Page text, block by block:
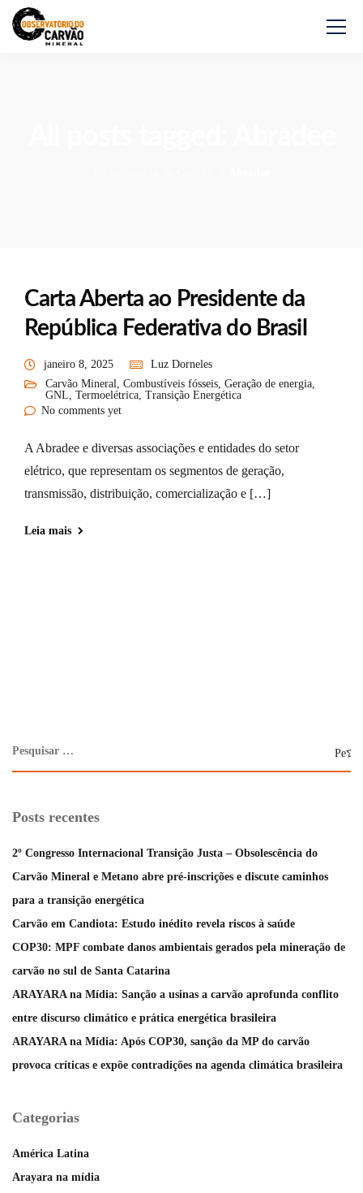
Carta Aberta ao Presidente da
República Federativa do Brasil
janeiro 8, 2025
Luz Dorneles
Carvão Mineral, Combustíveis fósseis, Geração de energia,
GNL, Termoelétrica, Transição Energética
No comments yet
A Abradee e diversas associações e entidades do setor
elétrico, que representam os segmentos de geração,
transmissão, distribuição, comercialização e […]
Leia mais
Posts recentes
2º Congresso Internacional Transição Justa – Obsolescência do
Carvão Mineral e Metano abre pré-inscrições e discute caminhos
para a transição energética
Carvão em Candiota: Estudo inédito revela riscos à saúde
COP30: MPF combate danos ambientais gerados pela mineração de
carvão no sul de Santa Catarina
ARAYARA na Mídia: Sanção a usinas a carvão aprofunda conflito
entre discurso climático e prática energética brasileira
ARAYARA na Mídia: Após COP30, sanção da MP do carvão
provoca críticas e expõe contradições na agenda climática brasileira
Categorias
América Latina
Arayara na mídia